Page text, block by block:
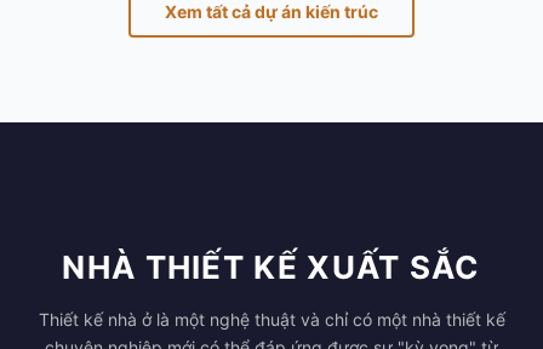
Xem tất cả dự án kiến trúc
NHÀ THIẾT KẾ XUẤT SẮC
Thiết kế nhà ở là một nghệ thuật và chỉ có một nhà thiết kế